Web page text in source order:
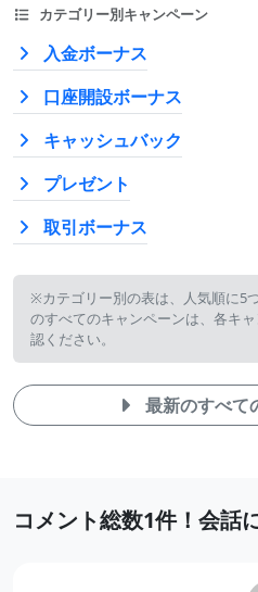
カテゴリー別キャンペーン
入金ボーナス
口座開設ボーナス
キャッシュバック
プレゼント
取引ボーナス
※カテゴリー別の表は、人気順に5
のすべてのキャンペーンは、各キ
認ください。
最新のすべて
最
コメント総数1件！会話